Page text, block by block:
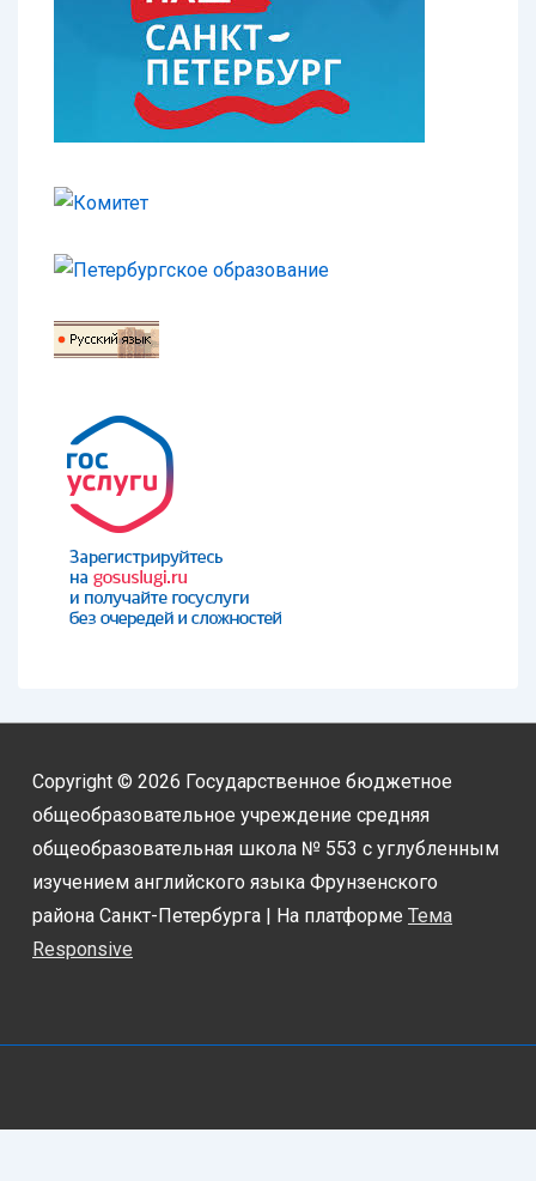
Copyright © 2026 Государственное бюджетное
общеобразовательное учреждение средняя
общеобразовательная школа № 553 с углубленным
изучением английского языка Фрунзенского
района Санкт-Петербурга | На платформе Тема
Responsive